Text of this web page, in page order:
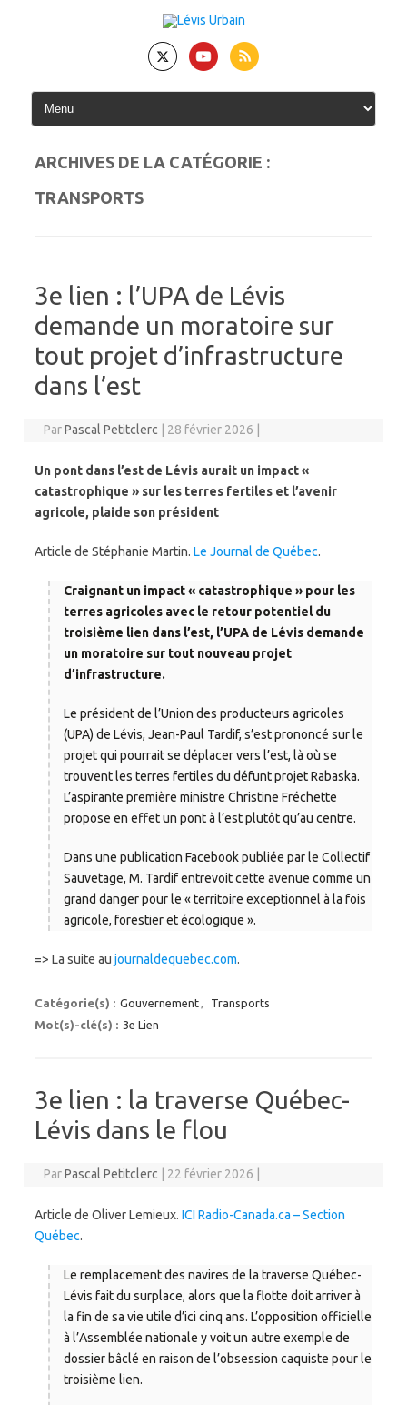
ARCHIVES DE LA CATÉGORIE :
TRANSPORTS
3e lien : l’UPA de Lévis
demande un moratoire sur
tout projet d’infrastructure
dans l’est
ParPascal Petitclerc 28 février 2026
Un pont dans l’est de Lévis aurait un impact «
catastrophique » sur les terres fertiles et l’avenir
agricole, plaide son président
Article de Stéphanie Martin. Le Journal de Québec.
Craignant un impact « catastrophique » pour les
terres agricoles avec le retour potentiel du
troisième lien dans l’est, l’UPA de Lévis demande
un moratoire sur tout nouveau projet
d’infrastructure.
Le président de l’Union des producteurs agricoles
(UPA) de Lévis, Jean-Paul Tardif, s’est prononcé sur le
projet qui pourrait se déplacer vers l’est, là où se
trouvent les terres fertiles du défunt projet Rabaska.
L’aspirante première ministre Christine Fréchette
propose en effet un pont à l’est plutôt qu’au centre.
Dans une publication Facebook publiée par le Collectif
Sauvetage, M. Tardif entrevoit cette avenue comme un
grand danger pour le « territoire exceptionnel à la fois
agricole, forestier et écologique ».
=> La suite au journaldequebec.com.
Catégorie(s) : Gouvernement,
Transports
Mot(s)-clé(s) : 3e Lien
3e lien : la traverse Québec-
Lévis dans le flou
ParPascal Petitclerc 22 février 2026
Article de Oliver Lemieux. ICI Radio-Canada.ca – Section
Québec.
Le remplacement des navires de la traverse Québec-
Lévis fait du surplace, alors que la flotte doit arriver à
la fin de sa vie utile d’ici cinq ans. L’opposition officielle
à l’Assemblée nationale y voit un autre exemple de
dossier bâclé en raison de l’obsession caquiste pour le
troisième lien.